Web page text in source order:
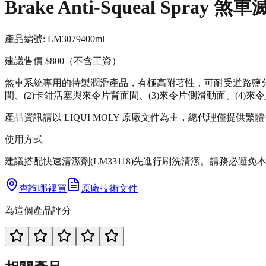
Brake Anti-Squeal Spray 煞車
產品編號: LM3079400ml
建議售價 $800 （不含工資）
煞車系統專用的特製潤滑產品，有極高附著性，可耐受道路鹽
間、(2)卡鉗活塞與來令片背面間、(3)來令片側滑動面、(4)來
產品資訊請以 LIQUI MOLY 原廠文件為主，總代理僅提供繁
使用方式
建議搭配快速清潔劑(LM33118)先進行刷洗清潔。請務必避免
查詢哪裡買 原廠技術文件
為這個產品評分